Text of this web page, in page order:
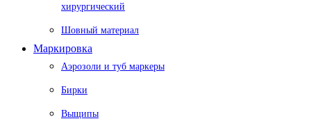
хирургический
Шовный материал
Маркировка
Аэрозоли и туб маркеры
Бирки
Выщипы